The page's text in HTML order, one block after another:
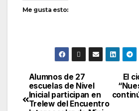
Me gusta esto:
Navegación
de
El
Alumnos de 27
escuelas de Nivel
Inicial participan en
Trelew del Encuentro